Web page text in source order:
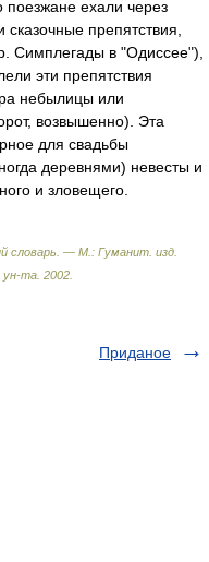
поезжане ехали через
препятствия,
Симплегады в "Одиссее"),
эти препятствия
небылицы или
возвышенно). Эта
для свадьбы
деревнями) невесты и
и зловещего.
словарь. — М.: Гуманит. изд.
ун-та 2002
Приданое